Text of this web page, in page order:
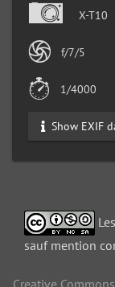
X-T10
f/7/5
1/4000
Show EXIF
sauf mention
Creative